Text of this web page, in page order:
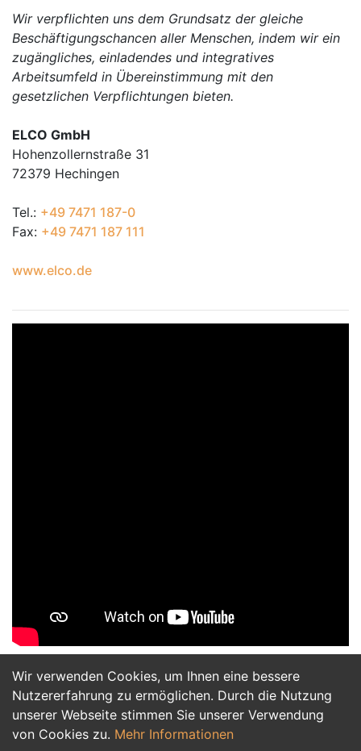
Wir verwenden Cookies, um Ihnen eine bessere
Nutzererfahrung zu ermöglichen. Durch die Nutzung
unserer Webseite stimmen Sie unserer Verwendung
von Cookies zu. Mehr Informationen
Wir verpflichten uns dem Grundsatz der gleiche
Beschäftigungschancen aller Menschen, indem wir ein
zugängliches, einladendes und integratives
Arbeitsumfeld in Übereinstimmung mit den
gesetzlichen Verpflichtungen bieten.
ELCO GmbH
Hohenzollernstraße 31
72379 Hechingen
Tel.: +49 7471 187-0
Fax: +49 7471 187 111
www.elco.de
Jetzt Bewerben